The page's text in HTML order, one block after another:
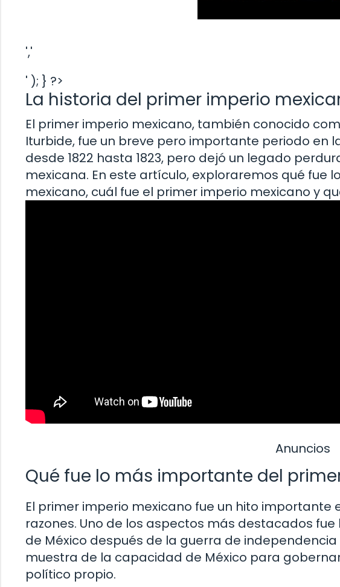
','
' ); } ?>
La historia del primer imperio
El primer imperio mexicano, también conocido
Iturbide, fue un breve pero importante periodo en
desde 1822 hasta 1823, pero dejó un legado
mexicana. En este artículo, exploraremos qué fue
mexicano, cuál fue el primer imperio mexicano y
Anuncios
Qué fue lo más importante del
El primer imperio mexicano fue un hito importante
razones. Uno de los aspectos más destacados
de México después de la guerra de
muestra de la capacidad de México para
político propio.